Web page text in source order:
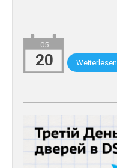
05
20 Weiterlesen